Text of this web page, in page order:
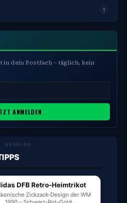
1
dein Postfach – täglich, kein
ANMELDEN
WERBUNG
DFB Retro-Heimtrikot
Zickzack-Design der WM